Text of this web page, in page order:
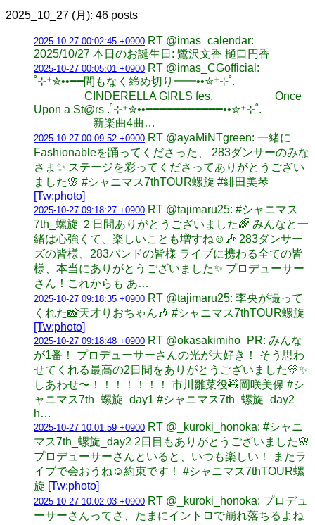
2025_10_27 (月): 46 posts
2025-10-27 00:02:45 +0900 RT @imas_calendar:
2025/10/27 本日のお誕生日: 鷺沢文香 樋口円香
2025-10-27 00:05:01 +0900 RT @imas_CGofficial:
˚⊹⁺✮••━━間もなく締め切り━━••✮⁺⊹˚.
⠀⠀⠀⠀⠀⠀CINDERELLA GIRLS fes. ⠀⠀⠀⠀⠀⠀⠀Once
Upon a St@rs .˚⊹⁺✮••━━━━━━━━━━━••✮⁺⊹˚.
⠀⠀⠀⠀⠀⠀⠀新楽曲4曲…
2025-10-27 00:09:52 +0900 RT @ayaMiNTgreen: 一緒に
Fashionableを踊ってくださった、 283ダンサーのみな
さま✨ ステージを彩ってくださってありがとうござい
ました🌸 #シャニマス7thTOUR螺旋 #緋田美琴
[Tw:photo]
2025-10-27 09:18:27 +0900 RT @tajimaru25: #シャニマス
7th_螺旋 ２日間ありがとうございました🌈 みんなと一
緒は心強くて、楽しいことも増すね☺️🎶 283ダンサー
ズの皆様、283バンドの皆様 ライブに携わる全ての皆
様、本当にありがとうございました✨ プロデューサー
さん！これからも あ…
2025-10-27 09:18:35 +0900 RT @tajimaru25: 李央が撮って
くれた📸天才りおちゃん🎶 #シャニマス7thTOUR螺旋
[Tw:photo]
2025-10-27 09:18:48 +0900 RT @okasakimiho_PR: みんな
が1番！ プロデューサーさんの光が大好き！ そう思わ
せてくれる最高の2日間をありがとうございました💛✨
しあわせ〜！！！！！！！ 市川雛菜役🧸岡咲美保 #シ
ャニマス7th_螺旋_day1 #シャニマス7th_螺旋_day2
h…
2025-10-27 10:01:59 +0900 RT @_kuroki_honoka: #シャニ
マス7th_螺旋_day2 2日目もありがとうございました🌸
プロデューサーさんといると、いつも楽しい！ またラ
イブで会おうね☺️約束です！ #シャニマス7thTOUR螺
旋 [Tw:photo]
2025-10-27 10:02:03 +0900 RT @_kuroki_honoka: プロデュ
ーサーさんってさ、たまにイントロで崩れ落ちるよね